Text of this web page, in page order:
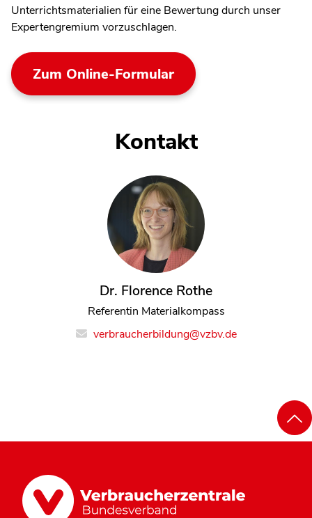
Unterrichtsmaterialien für eine Bewertung durch unser
Expertengremium vorzuschlagen.
Zum Online-Formular
Kontakt
Dr. Florence Rothe
Referentin Materialkompass
verbraucherbildung@vzbv.de